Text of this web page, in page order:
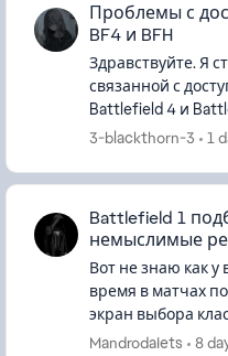
Проблемы с
BF4 и BFH
Здравствуйте. Я
связанной с
Battlefield 4 и Battlefield Hardline. На данный
момент не могу
3-blackthorn-3 1
Battlefield 1
немыслимые
Вот не знаю как у
время в матчах
экран выбора
респаун сразу
MandrodaIets 8